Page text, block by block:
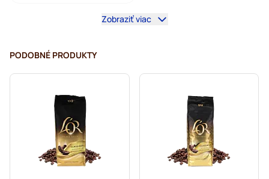
Kávovary na zrnkovú kávu
Segafredo – zrnková káva
Caffè Borbone – zrnková káva Merrild – zrnková káva
Garibaldi zrnková káva
Tonino Lamborghini – zrnková káva
Zobraziť viac
PODOBNÉ PRODUKTY